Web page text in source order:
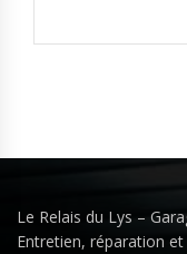
Le Relais du Lys –
Entretien, réparation